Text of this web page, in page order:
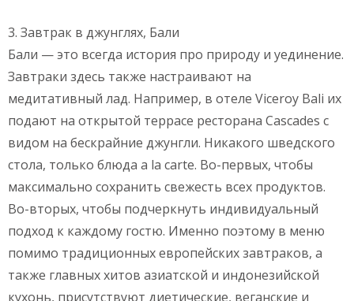
3. Завтрак в джунглях, Бали
Бали — это всегда история про природу и уединение.
Завтраки здесь также настраивают на
медитативный лад. Например, в отеле Viceroy Bali их
подают на открытой террасе ресторана Cascades с
видом на бескрайние джунгли. Никакого шведского
стола, только блюда a la carte. Во-первых, чтобы
максимально сохранить свежесть всех продуктов.
Во-вторых, чтобы подчеркнуть индивидуальный
подход к каждому гостю. Именно поэтому в меню
помимо традиционных европейских завтраков, а
также главных хитов азиатской и индонезийской
кухонь, присутствуют диетические, веганские и